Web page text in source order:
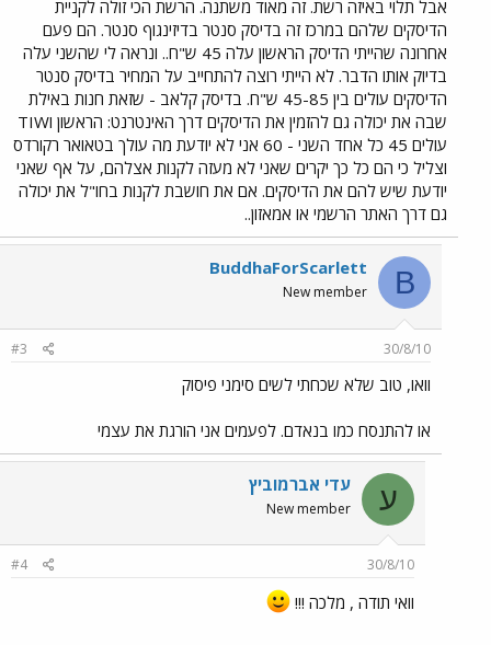
אבל תלוי באיזה רשת. זה מאוד משתנה. הרשת הכי זולה לקניית
הדיסקים שלהם במרכז זה בדיסק סנטר בדיזינגוף סנטר. הם פעם
אחרונה שהייתי הדיסק הראשון עלה 45 ש"ח.. ונראה לי שהשני עלה
בדיוק אותו הדבר. לא הייתי רוצה להתחייב על המחיר בדיסק סנטר
הדיסקים עולים בין 45-85 ש"ח. בדיסק קלאב - שזאת חנות באילת
שבה את יכולה גם להזמין את הדיסקים דרך האינטרנט: הראשון וTIW
עולים 45 כל אחד השני - 60 אני לא יודעת מה עולך בטאואר רקורדס
וצליל כי הם כל כך יקרים שאני לא מעזה לקנות אצלהם, על אף שאני
יודעת שיש להם את הדיסקים. אם את חושבת לקנות בחו"ל את יכולה
גם דרך האתר הרשמי או אמאזון..
B
BuddhaForScarlett
New member
30/8/10
#3
וואו, טוב שלא שכחתי לשים סימני פיסוק
או להתנסח כמו בנאדם. לפעמים אני הורגת את עצמי
ע עדי אברמוביץ
New member
30/8/10
#4
וואי תודה , מלכה !!!